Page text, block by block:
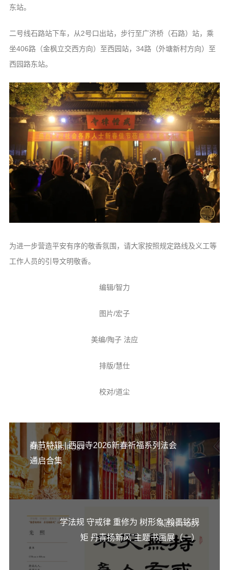
东站。
二号线石路站下车，从2号口出站，步行至广济桥（石路）站，乘
坐406路（金枫立交西方向）至西园站，34路（外塘新村方向）至
西园路东站。
为进一步营造平安有序的敬香氛围，请大家按照规定路线及义工等
工作人员的引导文明敬香。
编辑/智力
图片/宏子
美编/陶子 法应
排版/慧仕
校对/道尘
PREVIOUS POST
春节特辑 | 西园寺2026新春祈福系列法会
通启合集
NEXT POST
学法规 守戒律 重修为 树形象“翰墨铭规
矩 丹青扬新风”主题书画展（一）